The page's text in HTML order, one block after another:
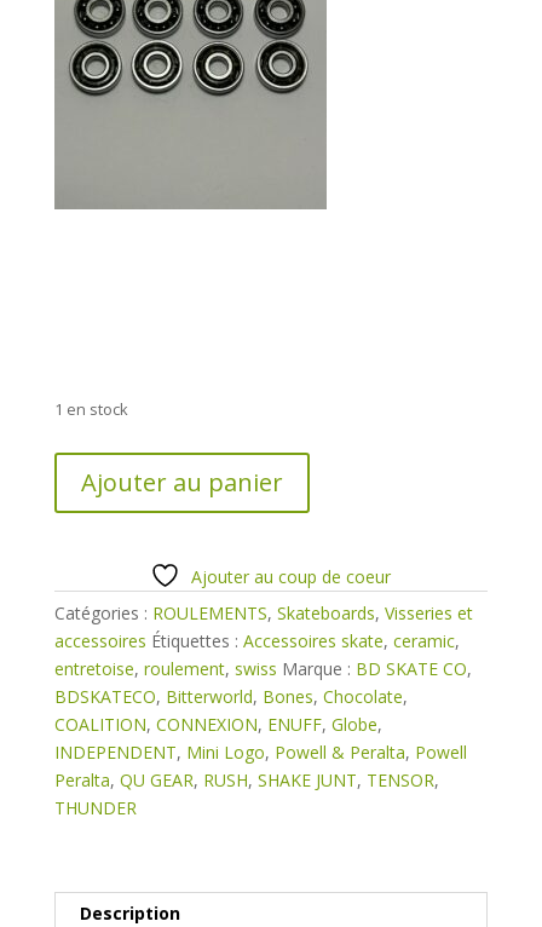
1 en stock
Ajouter au panier
Ajouter au coup de coeur
Catégories : ROULEMENTS, Skateboards, Visseries et
accessoires Étiquettes : Accessoires skate, ceramic,
entretoise, roulement, swiss Marque : BD SKATE CO,
BDSKATECO, Bitterworld, Bones, Chocolate,
COALITION, CONNEXION, ENUFF, Globe,
INDEPENDENT, Mini Logo, Powell & Peralta, Powell
Peralta, QU GEAR, RUSH, SHAKE JUNT, TENSOR,
THUNDER
Description